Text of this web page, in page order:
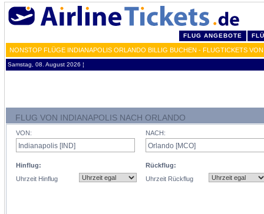
FLUG ANGEBOTE
NONSTOP FLÜGE INDIANAPOLIS ORLANDO BILLIG BUCHEN - FLUGTICKETS
Samstag, 08. August 2026 ¦
FLUG VON INDIANAPOLIS NACH ORLANDO
VON:
Hinflug:
Uhrzeit Hinflug
NACH:
Rückflug:
Uhrzeit Rückflug